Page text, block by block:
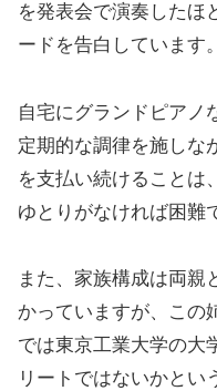
を発表会で演奏したほ
ードを告白しています。
自宅にグランドピアノ
定期的な調律を施しな
を支払い続けることは
ゆとりがなければ困難
また、家族構成は両親
かっていますが、この
では東京工業大学の大
リートではないかとい